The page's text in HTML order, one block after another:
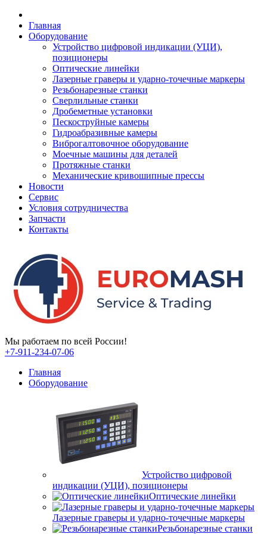
Главная
Оборудование
Устройство цифровой индикации (УЦИ),
позиционеры
Оптические линейки
Лазерные граверы и ударно-точечные маркеры
Резьбонарезные станки
Сверлильные станки
Дробеметные установки
Пескоструйные камеры
Гидроабразивные камеры
Виброгалтовочное оборудование
Моечные машины для деталей
Протяжные станки
Механические кривошипные прессы
Новости
Сервис
Условия сотрудничества
Запчасти
Контакты
Мы работаем по всей России!
+7-911-234-07-06
Главная
Оборудование
Устройство цифровой
индикации (УЦИ), позиционеры
Оптические линейки
Лазерные граверы и ударно-точечные маркеры
Резьбонарезные станки